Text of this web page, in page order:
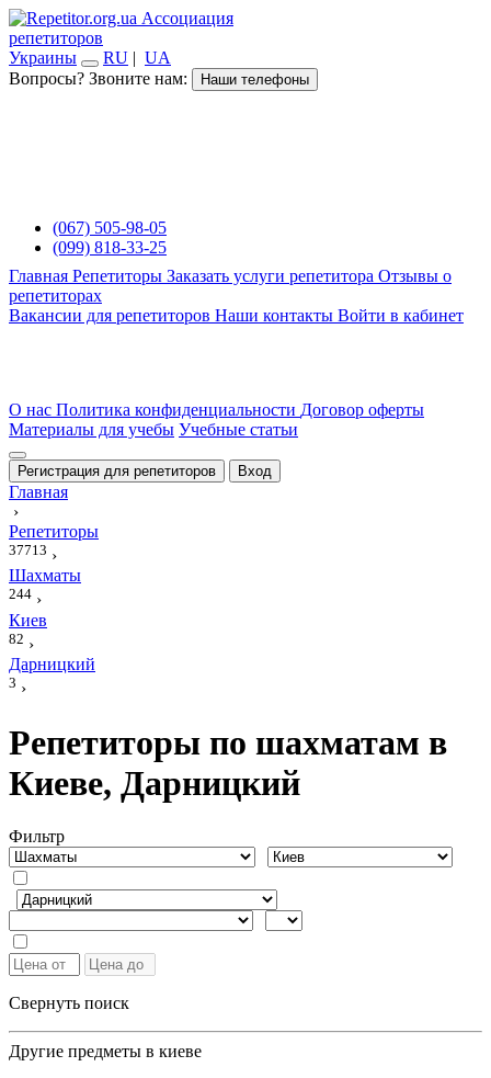
Ассоциация
репетиторов
Украины
RU | UA
Вопросы? Звоните нам:
Наши телефоны
(067) 505-98-05
(099) 818-33-25
Главная Репетиторы Заказать услуги репетитора Отзывы о
репетиторах
Вакансии для репетиторов Наши контакты Войти в кабинет
О нас Политика конфиденциальности Договор оферты
Материалы для учебы Учебные статьи
Регистрация для репетиторов Вход
Главная
›
Репетиторы
37713 ›
Шахматы
244 ›
Киев
82 ›
Дарницкий
3 ›
Репетиторы по шахматам в
Киеве, Дарницкий
Фильтр
Свернуть поиск
Другие предметы в киеве